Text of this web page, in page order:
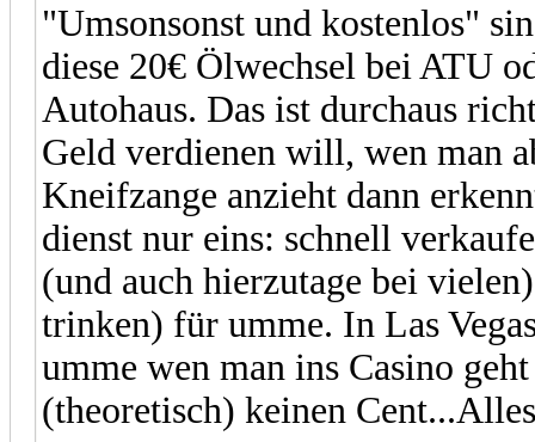
"Umsonsonst und kostenlos"
diese 20€ Ölwechsel bei ATU
Autohaus. Das ist durchaus
Geld verdienen will, wen man
Kneifzange anzieht dann
dienst nur eins: schnell
(und auch hierzutage bei
trinken) für umme. In Las
umme wen man ins Casino
(theoretisch) keinen